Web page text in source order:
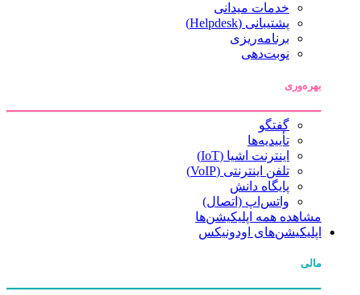
خدمات میدانی
پشتیبانی (Helpdesk)
برنامه‌ریزی
نوبت‌دهی
بهره‌وری
گفتگو
تأییدیه‌ها
اینترنت اشیا (IoT)
تلفن اینترنتی (VoIP)
پایگاه دانش
واتس‌اپ (اتصال)
مشاهده همه اپلیکیشن‌ها
اپلیکیشن‌های اودونیکس
مالی